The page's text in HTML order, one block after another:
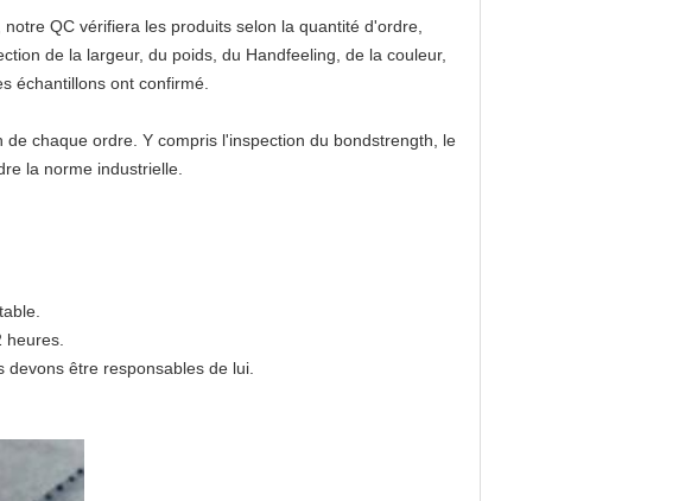
QC vérifiera les produits selon la quantité d'ordre,
de la largeur, du poids, du Handfeeling, de la couleur,
échantillons ont confirmé.
chaque ordre. Y compris l'inspection du bondstrength, le
la norme industrielle.
être responsables de lui.